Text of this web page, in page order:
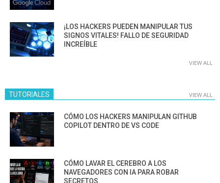
¡LOS HACKERS PUEDEN MANIPULAR TUS
SIGNOS VITALES! FALLO DE SEGURIDAD
INCREÍBLE
VIEW ALL
TUTORIALES VIEW ALL
CÓMO LOS HACKERS MANIPULAN GITHUB
COPILOT DENTRO DE VS CODE
CÓMO LAVAR EL CEREBRO A LOS
NAVEGADORES CON IA PARA ROBAR
SECRETOS